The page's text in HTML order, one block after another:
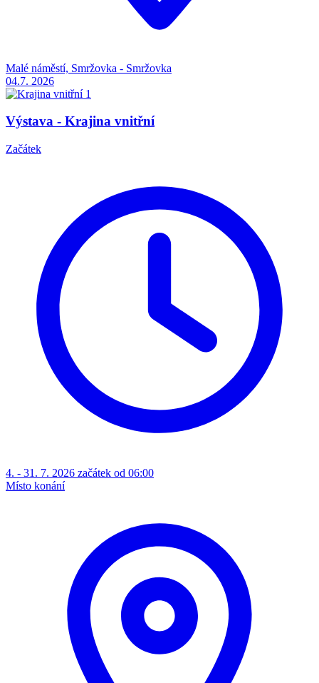
Malé náměstí, Smržovka - Smržovka
04.7. 2026
Výstava - Krajina vnitřní
Začátek
4. - 31. 7. 2026 začátek od 06:00
Místo konání